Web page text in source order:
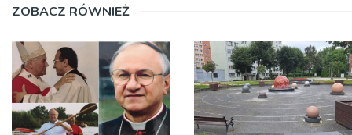
ZOBACZ RÓWNIEŻ